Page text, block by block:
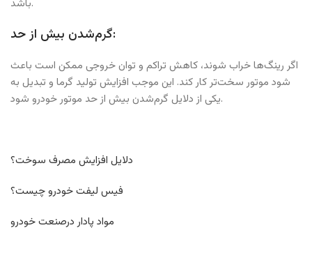
باشد.
گرم‌شدن بیش از حد:
اگر رینگ‌ها خراب شوند، کاهش تراکم و توان خروجی ممکن است باعث
شود موتور سخت‌تر کار کند. این موجب افزایش تولید گرما و تبدیل به
یکی از دلایل گرم‌شدن بیش از حد موتور خودرو شود.
دلایل افزایش مصرف سوخت؟
فیس لیفت خودرو چیست؟
مواد پادار درصنعت خودرو